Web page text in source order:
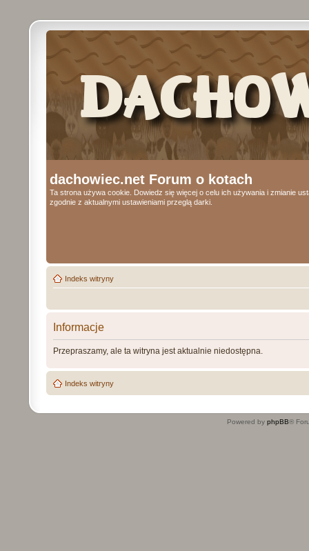
dachowiec.net Forum o kotach
Ta strona używa cookie. Dowiedz się więcej o celu ich używania i zmianie
zgodnie z aktualnymi ustawieniami przeglą darki.
Indeks witryny
Informacje
Przepraszamy, ale ta witryna jest aktualnie niedostępna.
Indeks witryny
Powered by phpBB®